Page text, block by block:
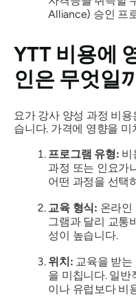
Alliance) 승인 프
YTT 비용에
인은 무엇일
요가 강사 양성 과정 비
습니다. 가격에 영향을
프로그램 유형: 비
과정 또는 인요가
어떤 과정을 선택
교육 형식: 온라인
그램과 달리 교통
성이 높습니다.
위치: 교육을 받는
을 미칩니다. 일
이나 유럽보다 비